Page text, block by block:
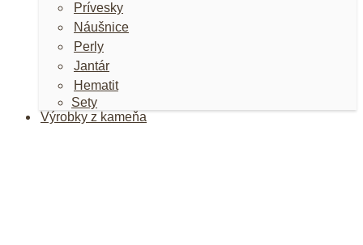
Prívesky
Náušnice
Perly
Jantár
Hematit
Sety
Výrobky z kameňa